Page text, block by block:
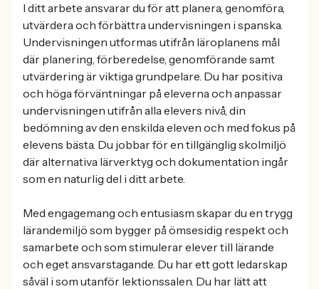
I ditt arbete ansvarar du för att planera, genomföra,
utvärdera och förbättra undervisningen i spanska.
Undervisningen utformas utifrån läroplanens mål
där planering, förberedelse, genomförande samt
utvärdering är viktiga grundpelare. Du har positiva
och höga förväntningar på eleverna och anpassar
undervisningen utifrån alla elevers nivå, din
bedömning av den enskilda eleven och med fokus på
elevens bästa. Du jobbar för en tillgänglig skolmiljö
där alternativa lärverktyg och dokumentation ingår
som en naturlig del i ditt arbete.
Med engagemang och entusiasm skapar du en trygg
lärandemiljö som bygger på ömsesidig respekt och
samarbete och som stimulerar elever till lärande
och eget ansvarstagande. Du har ett gott ledarskap
såväl i som utanför lektionssalen. Du har lätt att